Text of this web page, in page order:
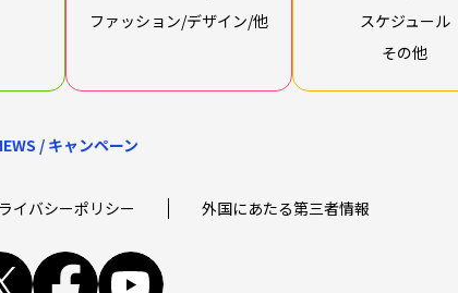
ファッション/デザイン/他
スケジュール
その他
/ キャンペーン
イバシーポリシー 外国にあたる第三者情報
x facebook